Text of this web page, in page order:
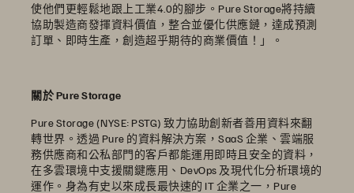
使他們更輕鬆地跟上工業4.0的腳步。Pure Storage將持續
協助製造商發揮資料價值，整合並優化供應鏈，達成預測
訂單、即時生產，創造超乎期待的商業價值！」。
關於 Pure Storage
Pure Storage (NYSE: PSTG) 致力協助創新者善用資料來翻
轉世界。透過 Pure 的資料解決方案，SaaS 企業、雲端服
務供應商和公私部門的客戶都能運用即時且安全的資料，
在多雲環境中支援關鍵應用、DevOps 及現代化分析環境的
運作。身為有史以來成長最快速的 IT 企業之一，Pure